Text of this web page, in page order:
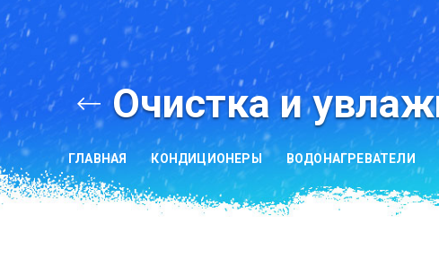
Очистка и
ГЛАВНАЯ КОНДИЦИОНЕРЫ ВОДОНАГРЕВАТЕЛИ